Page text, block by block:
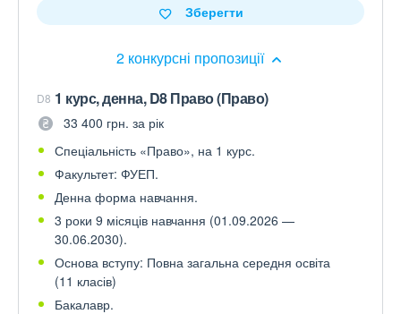
2 конкурсні пропозиції
Зберегти
D8 1 курс, денна, D8 Право (Право)
33 400 грн. за рік
Спеціальність «Право», на 1 курс.
Факультет: ФУЕП.
Денна форма навчання.
3 роки 9 місяців навчання (01.09.2026 —
30.06.2030).
Основа вступу: Повна загальна середня освіта
(11 класів)
Бакалавр.